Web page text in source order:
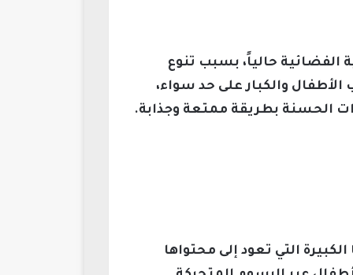
الفضائية حالياً، بسبب تنوع
الأطفال والكبار على حد سواء،
الحسنة بطريقة ممتعة وجذابة.
التي تعود إلى محتواها